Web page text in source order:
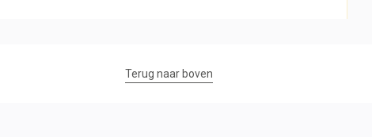
Terug naar boven